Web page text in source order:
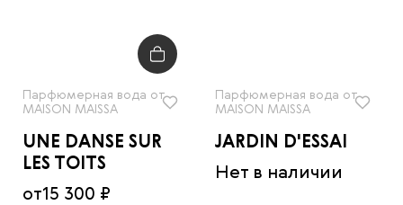
Парфюмерная вода от
MAISON MAISSA
UNE DANSE SUR
LES TOITS
от15 300 ₽
Парфюмерная вода от
MAISON MAISSA
JARDIN D'ESSAI
Нет в наличии